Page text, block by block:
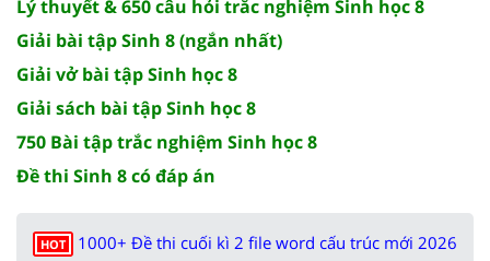
Lý thuyết & 650 câu hỏi trắc nghiệm Sinh học 8
Giải bài tập Sinh 8 (ngắn nhất)
Giải vở bài tập Sinh học 8
Giải sách bài tập Sinh học 8
750 Bài tập trắc nghiệm Sinh học 8
Đề thi Sinh 8 có đáp án
HOT
1000+ Đề thi cuối kì 2 file word cấu trúc mới 2026